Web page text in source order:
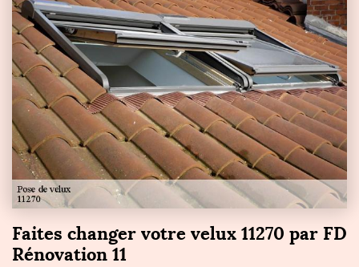
Faites changer votre velux 11270 par FD
Rénovation 11